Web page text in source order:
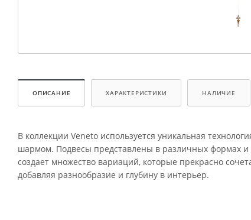
ОПИСАНИЕ ХАРАКТЕРИСТИКИ НАЛИЧИЕ
В коллекции Veneto используется уникальная
шармом. Подвесы представлены в различных формах и
создает множество вариаций, которые прекрасно
добавляя разнообразие и глубину в интерьер.